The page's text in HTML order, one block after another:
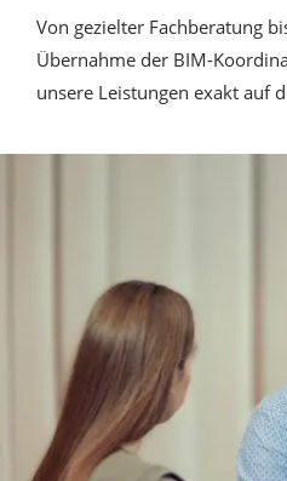
Von gezielter Fachberatung
Übernahme der BIM-
unsere Leistungen exakt auf